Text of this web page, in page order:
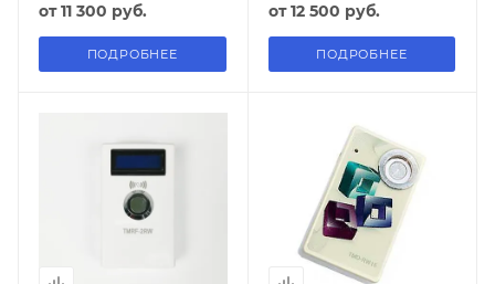
от11 300 руб.
ПОДРОБНЕЕ
от12 500 руб.
ПОДРОБНЕЕ